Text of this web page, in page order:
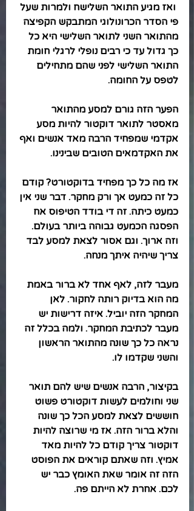
ואז מגיע התואר השלישח ולמרות שעל
פי הסדר הכרונולוגי המתבקש הקפיצה
מהתואר השני לתואר השלישי היא כל
כך גדול עד כי רבים נופלי לרגלי חומת
התואר השלישי לפני שהם מתחילים
לטפס על החומה.
הפער הזה גורם למסע מהתואר
מאסטר לתואר דוקטור להיות מסע
אקדמי שמפחיד הרבה מאד אנשים ואף
את האקדמאים הטובים שבינינו.
אז מה כל כך מפחיד בדוקטורט? קודם
כל זה כמעט אך ורק מחקר. דבר שני אין
כמעט כיתה. זה די בודד הטיפוס אח
הפסגה הכמעט גבוהה ביותר בעולם.
וזה ארוך. וגם אסור לצאת למסע לבד
צריך שיהיה איתך מנחה.
מעבר לזה, לאף אחד לא ברור באמת
מה הוא בדיוק רותה לחקור. לאן
המחקר הזה יוביל. איזה דרישות יש
מעבר לכתיבת המחקר. ולמה בכלל זה
נראה כל כך שונה מהתואר הראשון
והשני שקדמו לו.
בקיצור, הרבה אנשים שיש להם תואר
שני וחולמים לעשות דוקטורט פשוט
חוששים לצאת למסע הכל כך שונה
והלא ברור הזה. אז מי שרוצה להיות
דוקטור צריך קודם כל להיות מאד
אמיץ. וזה שאתם קוראים את הפוסט
הזה זה אומר שאת האומץ כבר יש
לכם. אחרת לא הייתם פה.